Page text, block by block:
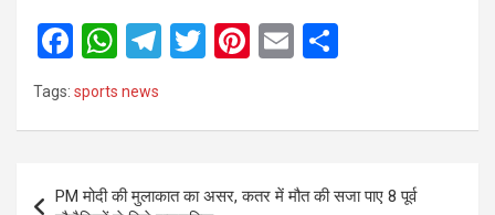
F
ce
o
W
at
A
T
a
T
Pi
t
E
Tags: sports news
PM मोदी की मुलाकात का असर, कतर में मौत की सजा पाए 8 पूर्व